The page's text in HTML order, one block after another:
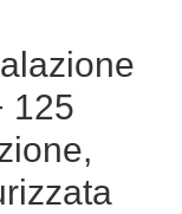
125